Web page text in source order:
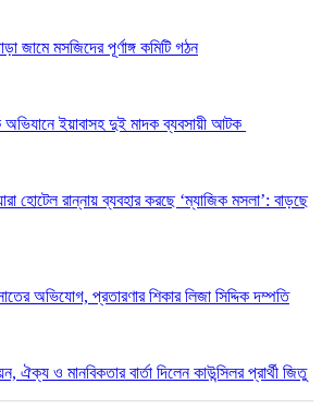
জামে মসজিদের পূর্ণাঙ্গ কমিটি গঠন
অভিযানে ইয়াবাসহ দুই মাদক ব্যবসায়ী আটক
হোটেল রান্নায় ব্যবহার করছে ‘ম্যাজিক মসলা’: বাড়ছে
অভিযোগ, প্রতারণার শিকার লিজা সিদ্দিক দম্পতি
ও মানবিকতার বার্তা দিলেন কাউন্সিলর প্রার্থী জিতু